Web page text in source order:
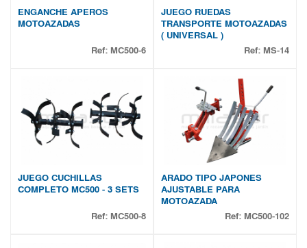
ENGANCHE APEROS
MOTOAZADAS
Ref: MC500-6
JUEGO RUEDAS
TRANSPORTE MOTOAZADAS
( UNIVERSAL )
Ref: MS-14
JUEGO CUCHILLAS
COMPLETO MC500 - 3 SETS
Ref: MC500-8
ARADO TIPO JAPONES
AJUSTABLE PARA
MOTOAZADA
Ref: MC500-102